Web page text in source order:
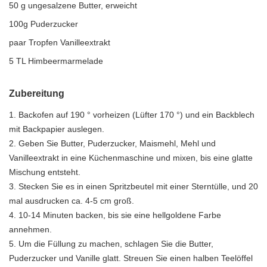
50 g ungesalzene Butter, erweicht
100g Puderzucker
paar Tropfen Vanilleextrakt
5 TL Himbeermarmelade
Zubereitung
1. Backofen auf 190 ° vorheizen (Lüfter 170 °) und ein Backblech
mit Backpapier auslegen.
2. Geben Sie Butter, Puderzucker, Maismehl, Mehl und
Vanilleextrakt in eine Küchenmaschine und mixen, bis eine glatte
Mischung entsteht.
3. Stecken Sie es in einen Spritzbeutel mit einer Sterntülle, und 20
mal ausdrucken ca. 4-5 cm groß.
4. 10-14 Minuten backen, bis sie eine hellgoldene Farbe
annehmen.
5. Um die Füllung zu machen, schlagen Sie die Butter,
Puderzucker und Vanille glatt. Streuen Sie einen halben Teelöffel